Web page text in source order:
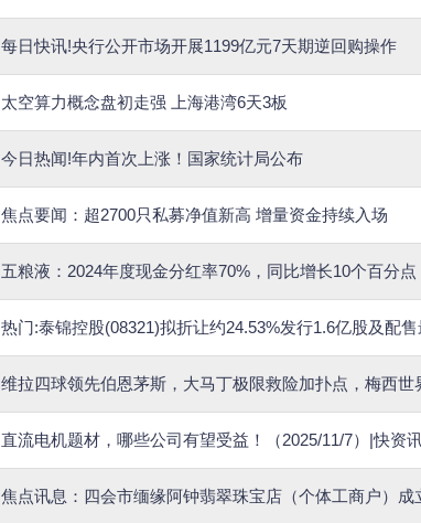
每日快讯!央行公开市场开展1199亿元7天期逆回购操作
太空算力概念盘初走强 上海港湾6天3板
今日热闻!年内首次上涨！国家统计局公布
焦点要闻：超2700只私募净值新高 增量资金持续入场
五粮液：2024年度现金分红率70%，同比增长10个百分点
热门:泰锦控股(08321)拟折让约24.53%发行1.6亿股及配
维拉四球领先伯恩茅斯，大马丁极限救险加扑点，梅西世
直流电机题材，哪些公司有望受益！（2025/11/7）|快资
焦点讯息：四会市缅缘阿钟翡翠珠宝店（个体工商户）成